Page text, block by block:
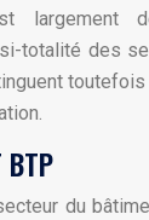
largement
totalité des
BTP
du